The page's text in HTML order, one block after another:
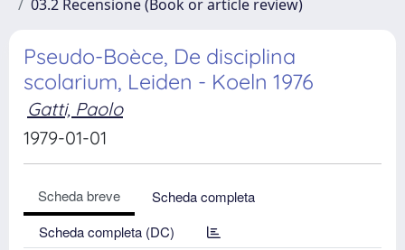
03.2 Recensione (Book or article review)
Pseudo-Boèce, De disciplina
scolarium, Leiden - Koeln 1976
Gatti, Paolo
1979-01-01
Scheda breve
Scheda completa
Scheda completa (DC)